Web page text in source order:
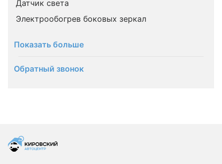
Датчик света
Электрообогрев боковых зеркал
Показать больше
Обратный звонок